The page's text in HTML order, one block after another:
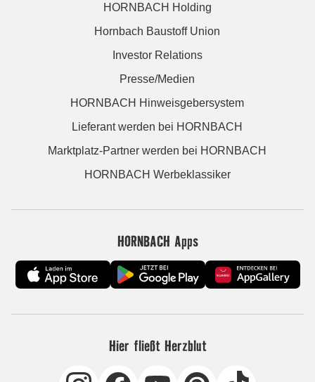
HORNBACH Holding
Hornbach Baustoff Union
Investor Relations
Presse/Medien
HORNBACH Hinweisgebersystem
Lieferant werden bei HORNBACH
Marktplatz-Partner werden bei HORNBACH
HORNBACH Werbeklassiker
HORNBACH Apps
Hier fließt Herzblut